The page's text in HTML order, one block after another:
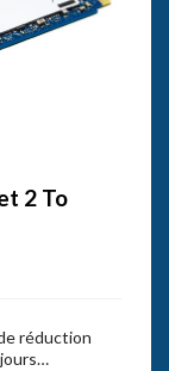
2 To
réduction